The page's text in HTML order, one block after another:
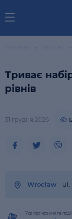
Триває
рівнів
31 грудня 2026
Wrocław ul.
Усе про новини та